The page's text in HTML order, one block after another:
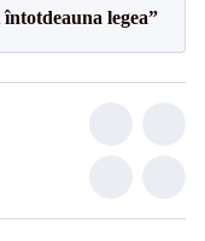
legea”